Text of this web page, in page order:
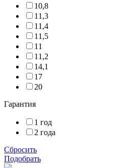
10,8
11,3
11,4
11,5
11
11,2
14,1
17
20
Гарантия
1 год
2 года
Сбросить
Подобрать